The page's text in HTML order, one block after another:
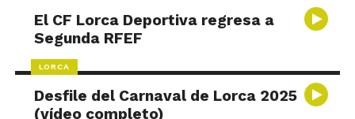
El CF Lorca Deportiva regresa a
Segunda RFEF
LORCA
Desfile del Carnaval de Lorca 2025
(vídeo completo)